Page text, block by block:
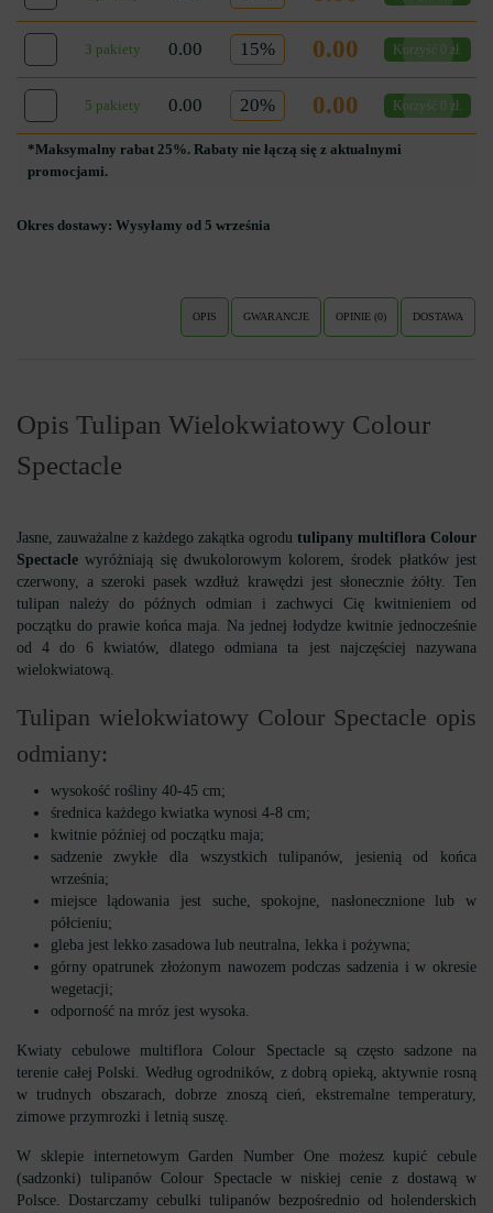
3 pakiety 0.00 15% 0.00 Korzyść 0 zł.
5 pakiety 0.00 20% 0.00 Korzyść 0 zł.
*Maksymalny rabat 25%. Rabaty nie łączą się z aktualnymi
promocjami.
Okres dostawy: Wysyłamy od 5 września
OPIS GWARANCJE OPINIE (0) DOSTAWA
Opis Tulipan Wielokwiatowy Colour
Spectacle
Jasne, zauważalne z każdego zakątka ogrodu tulipany multiflora Colour
Spectacle wyróżniają się dwukolorowym kolorem, środek płatków jest
czerwony, a szeroki pasek wzdłuż krawędzi jest słonecznie żółty. Ten
tulipan należy do późnych odmian i zachwyci Cię kwitnieniem od
początku do prawie końca maja. Na jednej łodydze kwitnie jednocześnie
od 4 do 6 kwiatów, dlatego odmiana ta jest najczęściej nazywana
wielokwiatową.
Tulipan wielokwiatowy Colour Spectacle opis
odmiany:
wysokość rośliny 40-45 cm;
średnica każdego kwiatka wynosi 4-8 cm;
kwitnie później od początku maja;
sadzenie zwykłe dla wszystkich tulipanów, jesienią od końca
września;
miejsce lądowania jest suche, spokojne, nasłonecznione lub w
półcieniu;
gleba jest lekko zasadowa lub neutralna, lekka i pożywna;
górny opatrunek złożonym nawozem podczas sadzenia i w okresie
wegetacji;
odporność na mróz jest wysoka.
Kwiaty cebulowe multiflora Colour Spectacle są często sadzone na
terenie całej Polski. Według ogrodników, z dobrą opieką, aktywnie rosną
w trudnych obszarach, dobrze znoszą cień, ekstremalne temperatury,
zimowe przymrozki i letnią suszę.
W sklepie internetowym Garden Number One możesz kupić cebule
(sadzonki) tulipanów Colour Spectacle w niskiej cenie z dostawą w
Polsce. Dostarczamy cebulki tulipanów bezpośrednio od holenderskich